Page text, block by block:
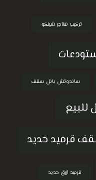
تركيب هناجر شينكو
ساندوتش بانل سقف
قرميد حديد
قرميد ازرق حديد